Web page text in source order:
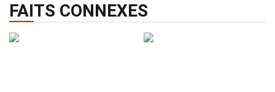
FAITS CONNEXES